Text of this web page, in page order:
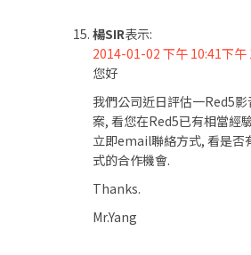
楊SIR表示:
2014-01-02 下午 10:41下午
您好
我們公司近日評估一Red5
案, 看您在Red5已有相當經
立即email聯絡方式, 看是否
式的合作機會.
Thanks.
Mr.Yang